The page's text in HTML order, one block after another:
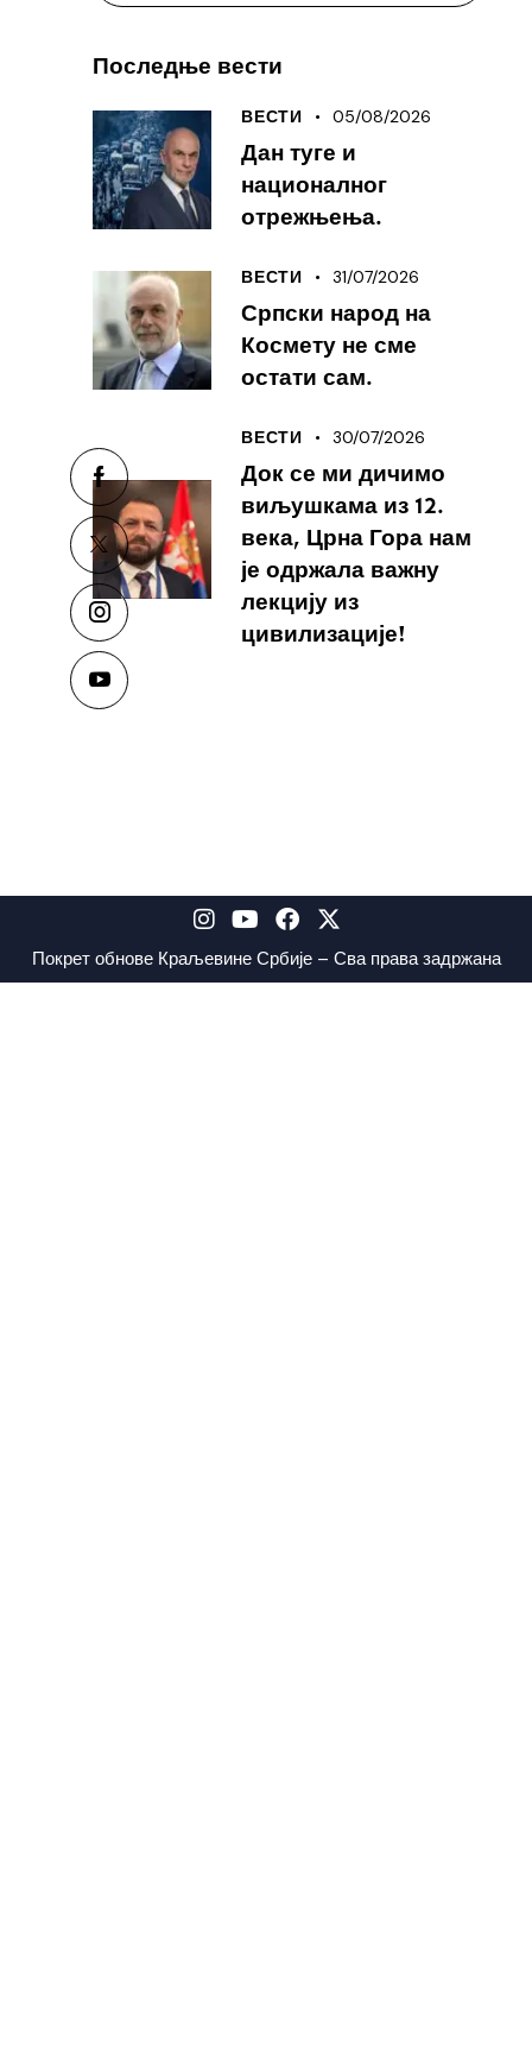
Последње вести
ВЕСТИ 05/08/2026
Дан туге и
националног
отрежњења.
ВЕСТИ 31/07/2026
Српски народ на
Космету не сме
остати сам.
ВЕСТИ 30/07/2026
Док се ми дичимо
виљушкама из 12.
века, Црна Гора нам
је одржала важну
лекцију из
цивилизације!
Покрет обнове Краљевине Србије – Сва права задржана